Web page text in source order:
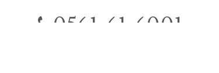
0561-61-6001